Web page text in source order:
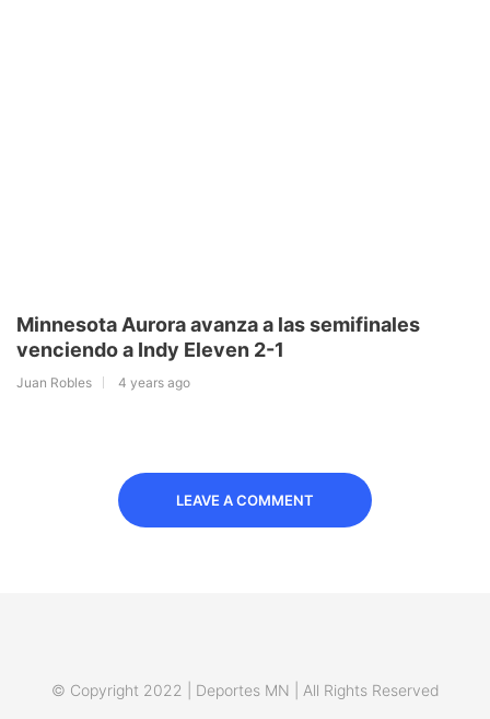
Minnesota Aurora avanza a las semifinales
venciendo a Indy Eleven 2-1
Juan Robles 4 years ago
LEAVE A COMMENT
© Copyright 2022 | Deportes MN | All Rights Reserved